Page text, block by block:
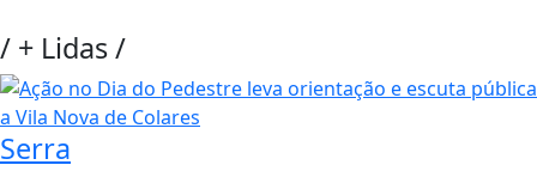
/ + Lidas/
Serra